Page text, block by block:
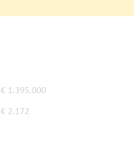
€ 1.395.000
€ 2.172